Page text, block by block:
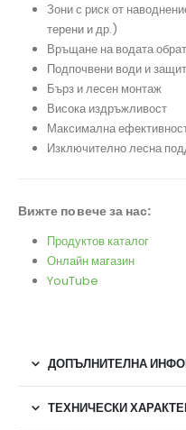
Зони с риск от
терени и др.)
Връщане на водата
Подпочвени води и
Бърз и лесен монтаж
Висока издръжливост
Максимална
Изключително лесна
Вижте повече за нас:
Продуктов каталог
Онлайн магазин
YouTube
ДОПЪЛНИТЕЛНА
ТЕХНИЧЕСКИ